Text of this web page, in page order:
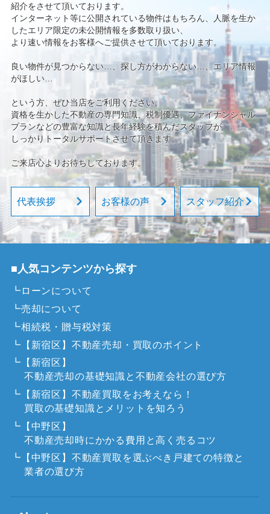
紹介をさせて頂いております。
インターネット等に公開されている物件はもちろん、人脈を生か
したエリア限定の未公開情報を多数取り扱い、
より速い情報をお客様へご提供させて頂いております。
良い物件が見つからない…、探し方がわからない…、エリア情報
がほしい…
という方、ぜひ当店をご利用ください。
資格を生かした不動産の専門知識、税制優遇、ファイナンシャル
プランなどの豊富な知識と長年経験を積んだスタッフが
しっかりトータルサポートさせて頂きます。
ご来店心よりお待ちしております。
代表挨拶 お客様の声 スタッフ紹介
■人気コンテンツから探す
┗ローンについて
┗売却について
┗相続税・贈与税対策
┗【新宿区】不動産売却・買取のポイント
┗【新宿区】
不動産売却の基礎知識と不動産会社の選び方
┗【新宿区】不動産買取をお考えなら！
買取の基礎知識とメリットを知ろう
┗【中野区】
不動産売却時にかかる費用と高く売るコツ
┗【中野区】不動産買取を選ぶべき戸建ての特徴と
業者の選び方